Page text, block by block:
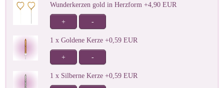
Wunderkerzen gold in Herzform +4,90 EUR
+ -
1 x Goldene Kerze +0,59 EUR
+ -
1 x Silberne Kerze +0,59 EUR